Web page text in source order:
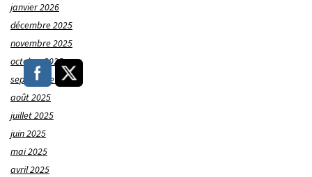
janvier 2026
décembre 2025
novembre 2025
octobre 2025
septembre 2025
août 2025
juillet 2025
juin 2025
mai 2025
avril 2025